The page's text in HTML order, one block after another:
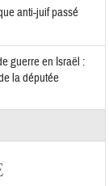
anti-juif passé
guerre en Israël :
la députée